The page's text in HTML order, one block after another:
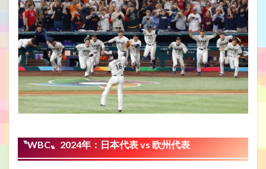
〝WBC〟2024年：日本代表 vs 欧州代表